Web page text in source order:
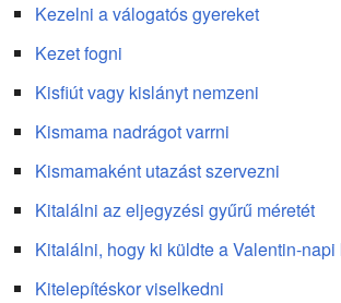
Kezelni a válogatós gyereket
Kezet fogni
Kisfiút vagy kislányt nemzeni
Kismama nadrágot varrni
Kismamaként utazást szervezni
Kitalálni az eljegyzési gyűrű méretét
Kitalálni, hogy ki küldte a Valentin-
Kitelepítéskor viselkedni